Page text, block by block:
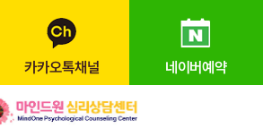
카카오톡채널 네이버예약